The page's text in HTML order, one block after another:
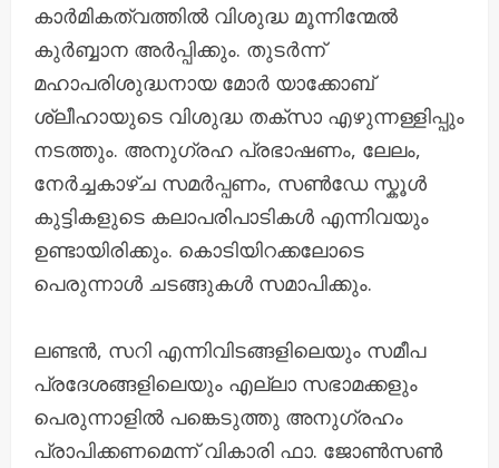
കാർമികത്വത്തിൽ വിശുദ്ധ മൂന്നിന്മേൽ
കുർബ്ബാന അർപ്പിക്കും. തുടർന്ന്
മഹാപരിശുദ്ധനായ മോർ യാക്കോബ്
ശ്ലീഹായുടെ വിശുദ്ധ തക്‌സാ എഴുന്നള്ളിപ്പും
നടത്തും. അനുഗ്രഹ പ്രഭാഷണം, ലേലം,
നേർച്ചകാഴ്ച സമർപ്പണം, സൺഡേ സ്കൂൾ
കുട്ടികളുടെ കലാപരിപാടികൾ എന്നിവയും
ഉണ്ടായിരിക്കും. കൊടിയിറക്കലോടെ
പെരുന്നാൾ ചടങ്ങുകൾ സമാപിക്കും.
ലണ്ടൻ, സറി എന്നിവിടങ്ങളിലെയും സമീപ
പ്രദേശങ്ങളിലെയും എല്ലാ സഭാമക്കളും
പെരുന്നാളിൽ പങ്കെടുത്തു അനുഗ്രഹം
പ്രാപിക്കണമെന്ന് വികാരി ഫാ. ജോൺസൺ